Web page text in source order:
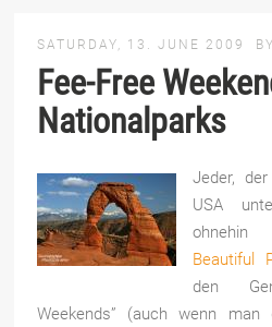
SATURDAY, 13. JUNE 2009
Fee-Free
Nationalparks
Jeder,
USA
Beautiful
den
Weekends” (auch wenn man